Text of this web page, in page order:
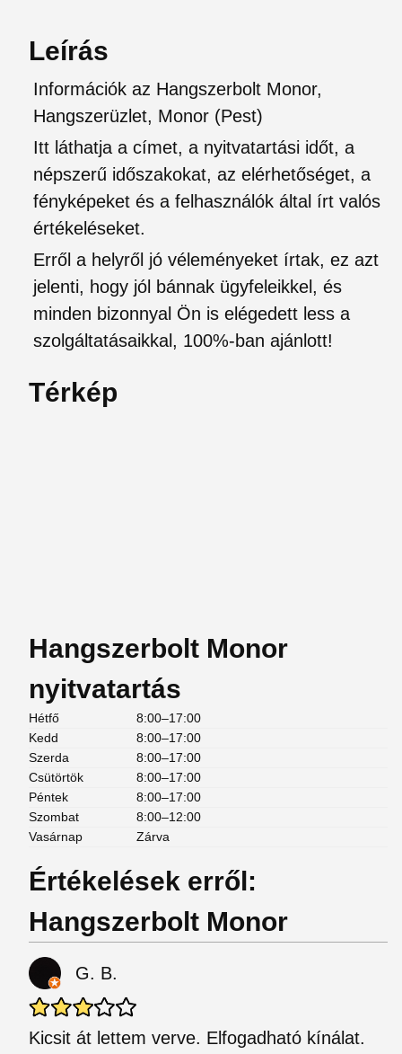
Leírás
Információk az Hangszerbolt Monor,
Hangszerüzlet, Monor (Pest)
Itt láthatja a címet, a nyitvatartási időt, a
népszerű időszakokat, az elérhetőséget, a
fényképeket és a felhasználók által írt valós
értékeléseket.
Erről a helyről jó véleményeket írtak, ez azt
jelenti, hogy jól bánnak ügyfeleikkel, és
minden bizonnyal Ön is elégedett less a
szolgáltatásaikkal, 100%-ban ajánlott!
Térkép
Hangszerbolt Monor
nyitvatartás
Hétfő
8:00–17:00
Kedd
8:00–17:00
Szerda
8:00–17:00
Csütörtök
8:00–17:00
Péntek
8:00–17:00
Szombat
8:00–12:00
Vasárnap
Zárva
Értékelések erről:
Hangszerbolt Monor
G. B.
Kicsit át lettem verve. Elfogadható kínálat.